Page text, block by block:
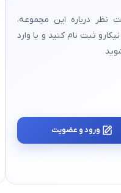
نظر درباره این مجموعه،
نیکارو ثبت‌ نام کنید و یا وارد
ورود و عضویت